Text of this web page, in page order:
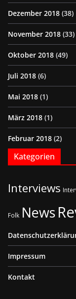
Dezember 2018 (38)
November 2018 (33)
Oktober 2018 (49)
Juli 2018 (6)
Mai 2018 (1)
März 2018 (1)
Februar 2018 (2)
Kategorien
Interviews
Folk News
Impressum
Kontakt